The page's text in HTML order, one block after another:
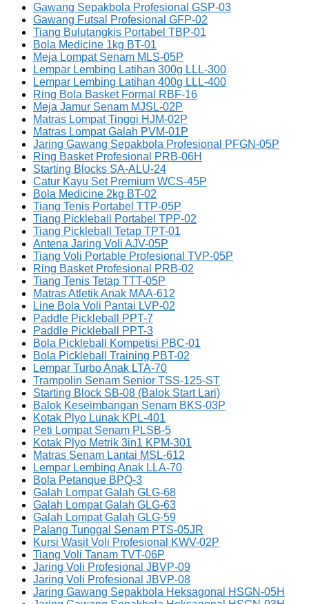
Gawang Sepakbola Profesional GSP-03
Gawang Futsal Profesional GFP-02
Tiang Bulutangkis Portabel TBP-01
Bola Medicine 1kg BT-01
Meja Lompat Senam MLS-05P
Lempar Lembing Latihan 300g LLL-300
Lempar Lembing Latihan 400g LLL-400
Ring Bola Basket Formal RBF-16
Meja Jamur Senam MJSL-02P
Matras Lompat Tinggi HJM-02P
Matras Lompat Galah PVM-01P
Jaring Gawang Sepakbola Profesional PFGN-05P
Ring Basket Profesional PRB-06H
Starting Blocks SA-ALU-24
Catur Kayu Set Premium WCS-45P
Bola Medicine 2kg BT-02
Tiang Tenis Portabel TTP-05P
Tiang Pickleball Portabel TPP-02
Tiang Pickleball Tetap TPT-01
Antena Jaring Voli AJV-05P
Tiang Voli Portable Profesional TVP-05P
Ring Basket Profesional PRB-02
Tiang Tenis Tetap TTT-05P
Matras Atletik Anak MAA-612
Line Bola Voli Pantai LVP-02
Paddle Pickleball PPT-7
Paddle Pickleball PPT-3
Bola Pickleball Kompetisi PBC-01
Bola Pickleball Training PBT-02
Lempar Turbo Anak LTA-70
Trampolin Senam Senior TSS-125-ST
Starting Block SB-08 (Balok Start Lari)
Balok Keseimbangan Senam BKS-03P
Kotak Plyo Lunak KPL-401
Peti Lompat Senam PLSB-5
Kotak Plyo Metrik 3in1 KPM-301
Matras Senam Lantai MSL-612
Lempar Lembing Anak LLA-70
Bola Petanque BPQ-3
Galah Lompat Galah GLG-68
Galah Lompat Galah GLG-63
Galah Lompat Galah GLG-59
Palang Tunggal Senam PTS-05JR
Kursi Wasit Voli Profesional KWV-02P
Tiang Voli Tanam TVT-06P
Jaring Voli Profesional JBVP-09
Jaring Voli Profesional JBVP-08
Jaring Gawang Sepakbola Heksagonal HSGN-05H